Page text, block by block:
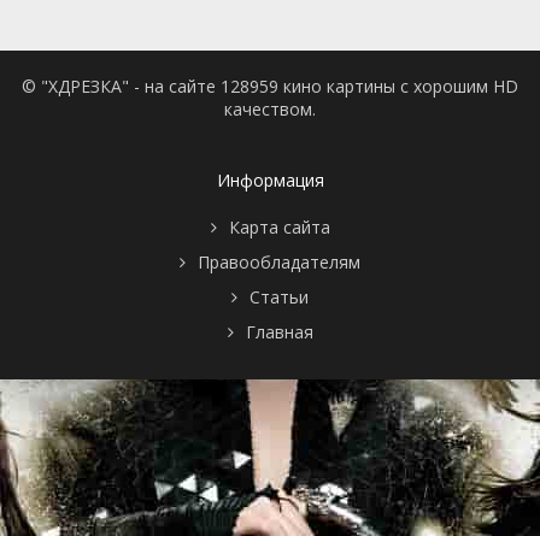
© "ХДРЕЗКА" - на сайте 128959 кино картины с хорошим HD
качеством.
Информация
Карта сайта
Правообладателям
Статьи
Главная